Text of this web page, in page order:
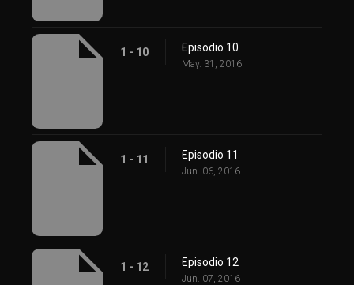
1 - 10 Episodio 10
May. 31, 2016
1 - 11 Episodio 11
Jun. 06, 2016
1 - 12 Episodio 12
Jun. 07, 2016